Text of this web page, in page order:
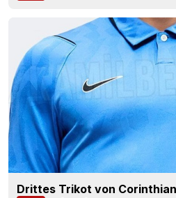
Drittes Trikot von